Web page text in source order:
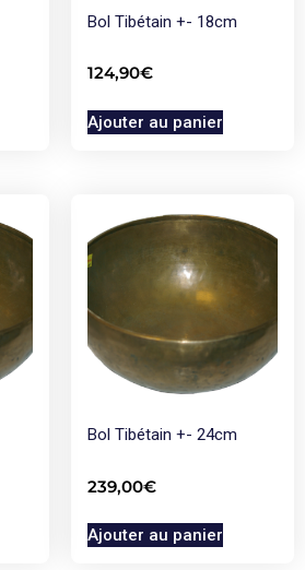
Bol Tibétain +- 18cm
124,90€
Ajouter au panier
Bol Tibétain +- 24cm
239,00€
Ajouter au panier